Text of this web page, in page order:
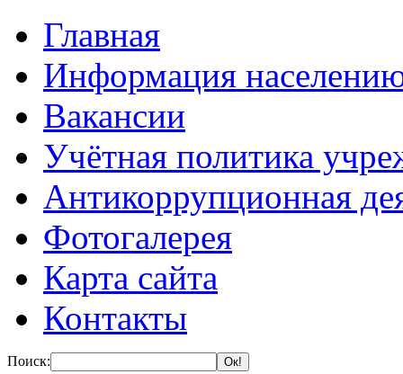
Главная
Информация
Вакансии
Учётная политика
Антикоррупционная
Фотогалерея
Карта сайта
Контакты
Поиск: